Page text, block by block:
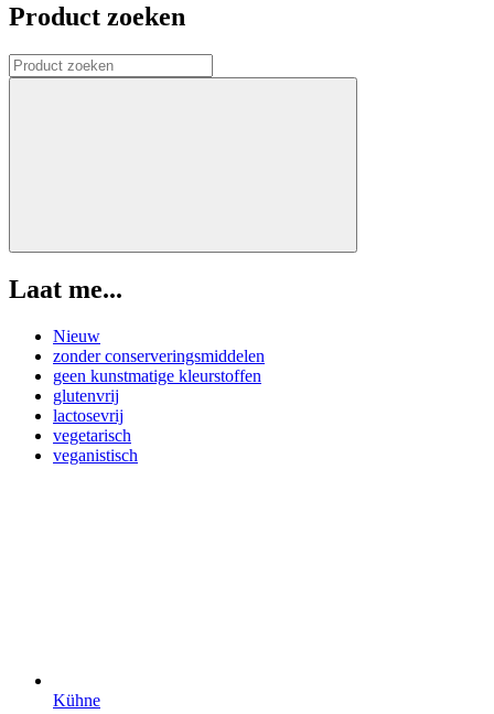
Product zoeken
Laat me...
Nieuw
zonder conserveringsmiddelen
geen kunstmatige kleurstoffen
glutenvrij
lactosevrij
vegetarisch
veganistisch
Kühne